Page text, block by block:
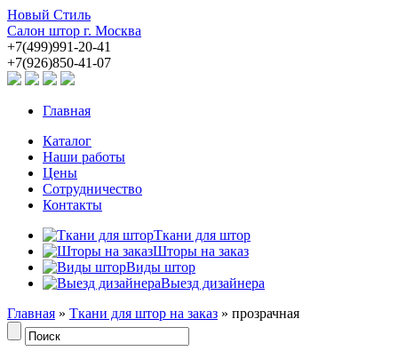
Новый Стиль
Салон штор г. Москва
+7(499)991-20-41
+7(926)850-41-07
Главная
Каталог
Наши работы
Цены
Сотрудничество
Контакты
Ткани для штор
Шторы на заказ
Виды штор
Выезд дизайнера
Главная » Ткани для штор на заказ » прозрачная